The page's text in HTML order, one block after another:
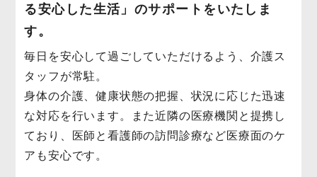
る安心した生活」のサポートをいたしま
す。
毎日を安心して過ごしていただけるよう、介護ス
タッフが常駐。
身体の介護、健康状態の把握、状況に応じた迅速
な対応を行います。また近隣の医療機関と提携し
ており、医師と看護師の訪問診療など医療面のケ
アも安心です。